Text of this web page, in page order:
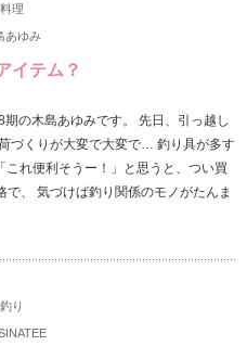
料理
あゆみ
イテム？
期の木島あゆみです。 先日、引っ越し
づくりが大変で大変で… 釣り具が多す
これ便利そうー！」と思うと、つい買
で、 気づけば釣り関係のモノがたんま
釣り